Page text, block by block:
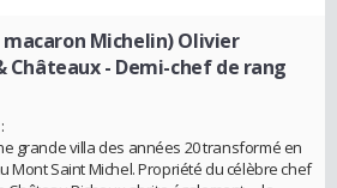
macaron Michelin) Olivier
Châteaux- Demi-chef de rang
grande villa des années 20 transformé en
Mont Saint Michel. Propriété du célèbre chef